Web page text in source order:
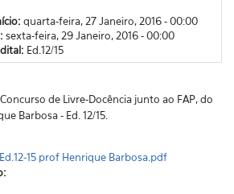
quarta-feira, 27 Janeiro, 2016 - 00:00
sexta-feira, 29 Janeiro, 2016 - 00:00
Ed.12/15
de Livre-Docência junto ao FAP, do
Barbosa - Ed. 12/15.
15 prof Henrique Barbosa.pdf